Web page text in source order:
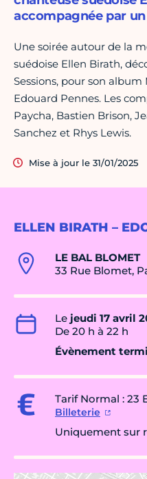
ELLEN BIRATH –
LE BAL BLOMET
33 Rue Blomet,
Le jeudi 17 avril
De 20 h à 22 h
Évènement
Tarif Normal : 23
Billeterie
Uniquement sur
accompagnée par
Une soirée autour de la
suédoise Ellen Birath,
Sessions, pour son
Edouard Pennes. Les
Paycha, Bastien Brison,
Sanchez et Rhys Lewis.
Mise à jour le 31/01/2025